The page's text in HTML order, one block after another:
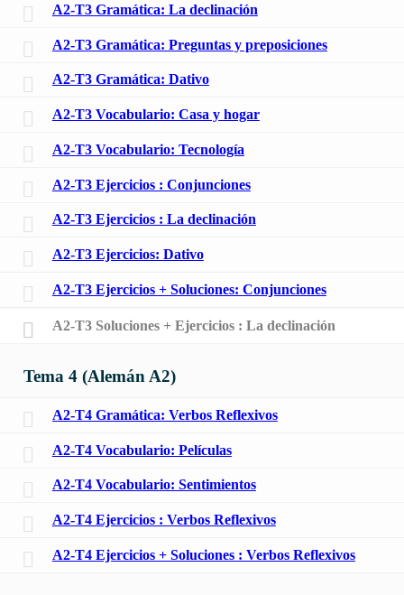
A2-T3 Gramática: La declinación
A2-T3 Gramática: Preguntas y preposiciones
A2-T3 Gramática: Dativo
A2-T3 Vocabulario: Casa y hogar
A2-T3 Vocabulario: Tecnología
A2-T3 Ejercicios : Conjunciones
A2-T3 Ejercicios : La declinación
A2-T3 Ejercicios: Dativo
A2-T3 Ejercicios + Soluciones: Conjunciones
A2-T3 Soluciones + Ejercicios : La declinación
Tema 4 (Alemán A2)
A2-T4 Gramática: Verbos Reflexivos
A2-T4 Vocabulario: Películas
A2-T4 Vocabulario: Sentimientos
A2-T4 Ejercicios : Verbos Reflexivos
A2-T4 Ejercicios + Soluciones : Verbos Reflexivos